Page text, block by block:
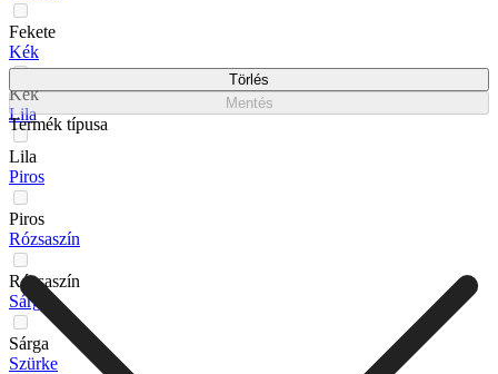
Fekete
Kék
Kék
Lila
Lila
Piros
Piros
Rózsaszín
Rózsaszín
Sárga
Sárga
Szürke
Törlés
Mentés
Termék típusa